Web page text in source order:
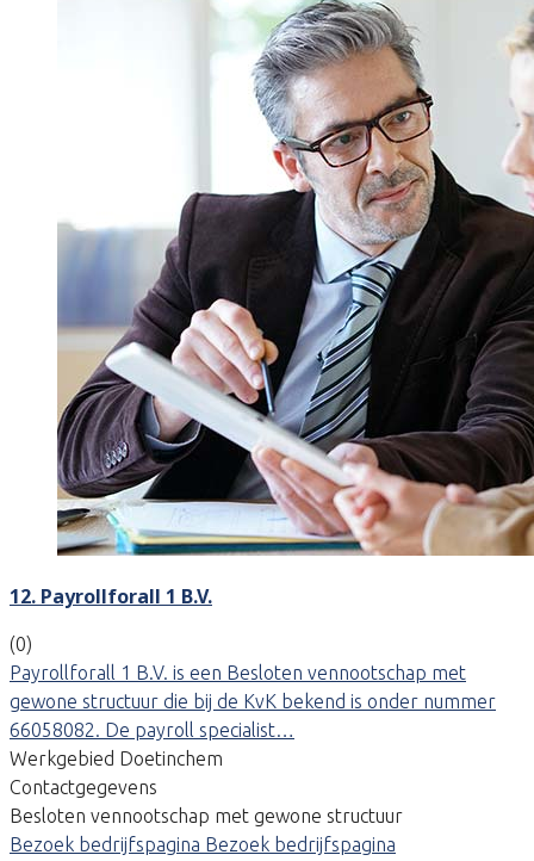
12. Payrollforall 1 B.V.
(0)
Payrollforall 1 B.V. is een Besloten vennootschap met
gewone structuur die bij de KvK bekend is onder nummer
66058082. De payroll specialist…
Werkgebied Doetinchem
Contactgegevens
Besloten vennootschap met gewone structuur
Bezoek bedrijfspagina Bezoek bedrijfspagina